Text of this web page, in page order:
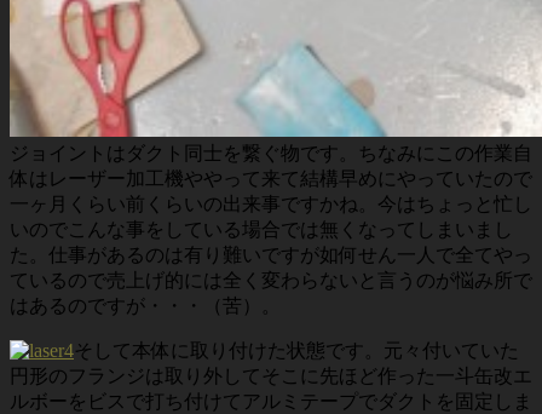
ジョイントはダクト同士を繋ぐ物です。ちなみにこの作業自
体はレーザー加工機ややって来て結構早めにやっていたので
一ヶ月くらい前くらいの出来事ですかね。今はちょっと忙し
いのでこんな事をしている場合では無くなってしまいまし
た。仕事があるのは有り難いですが如何せん一人で全てやっ
ているので売上げ的には全く変わらないと言うのが悩み所で
はあるのですが・・・（苦）。
そして本体に取り付けた状態です。元々付いていた
円形のフランジは取り外してそこに先ほど作った一斗缶改エ
ルボーをビスで打ち付けてアルミテープでダクトを固定しま